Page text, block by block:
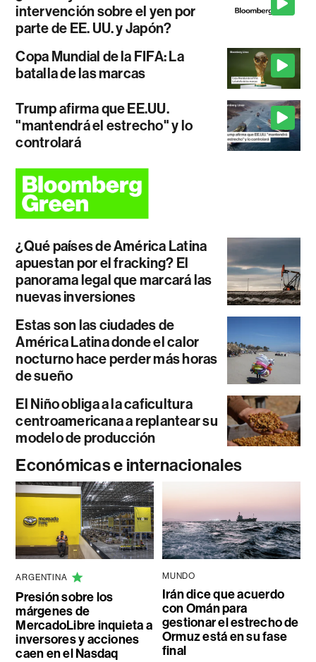
intervención sobre el yen por
parte de EE. UU. y Japón?
Copa Mundial de la FIFA: La
batalla de las marcas
Trump afirma que EE.UU.
"mantendrá el estrecho" y lo
controlará
¿Qué países de América Latina
apuestan por el fracking? El
panorama legal que marcará las
nuevas inversiones
Estas son las ciudades de
América Latina donde el calor
nocturno hace perder más horas
de sueño
El Niño obliga a la caficultura
centroamericana a replantear su
modelo de producción
Económicas e internacionales
ARGENTINA
Presión sobre los
márgenes de
MercadoLibre inquieta a
inversores y acciones
caen en el Nasdaq
MUNDO
Irán dice que acuerdo
con Omán para
gestionar el estrecho de
Ormuz está en su fase
final